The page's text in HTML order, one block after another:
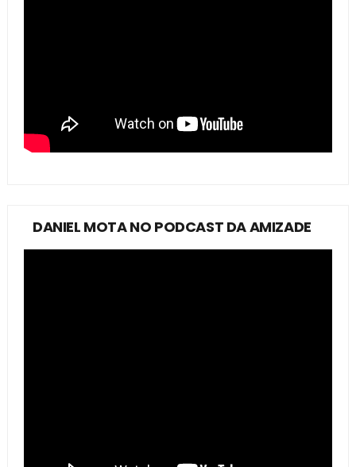
DANIEL MOTA NO PODCAST DA AMIZADE